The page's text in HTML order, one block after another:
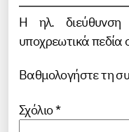
Η ηλ. διεύθυνση
υποχρεωτικά πεδία
Βαθμολογήστε τη
Σχόλιο*